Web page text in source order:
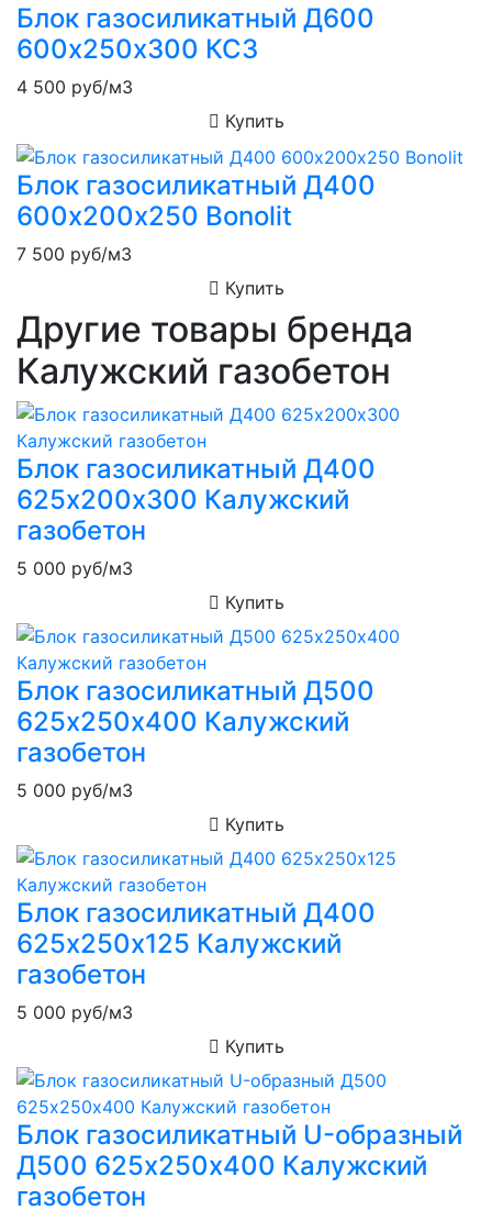
Блок газосиликатный Д600
600х250х300 КСЗ
4 500 руб/м3
Купить
Блок газосиликатный Д400
600х200х250 Bonolit
7 500 руб/м3
Купить
Другие товары бренда
Калужский газобетон
Блок газосиликатный Д400
625х200х300 Калужский
газобетон
5 000 руб/м3
Купить
Блок газосиликатный Д500
625х250х400 Калужский
газобетон
5 000 руб/м3
Купить
Блок газосиликатный Д400
625х250х125 Калужский
газобетон
5 000 руб/м3
Купить
Блок газосиликатный U-образный
Д500 625х250х400 Калужский
газобетон